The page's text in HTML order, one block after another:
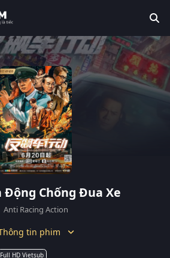
Động Chống Đua Xe
Anti Racing Action
tin phim
Full HD Vietsub